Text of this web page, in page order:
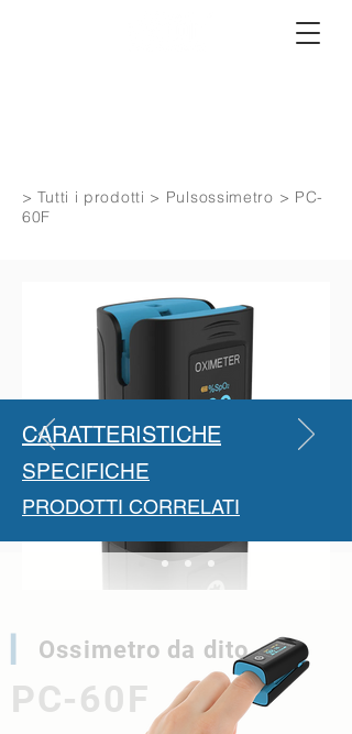
>Tutti i prodotti > Pulsossimetro > PC-
60F
Ossimetro da dito
PC-60F
CARATTERISTICHE
SPECIFICHE
PRODOTTI CORRELATI